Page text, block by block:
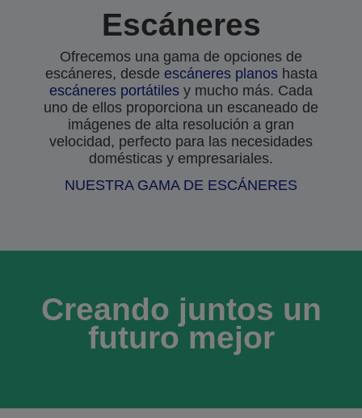
Escáneres
Ofrecemos una gama de opciones de
escáneres, desde escáneres planoshasta
escáneres portátiles y mucho más. Cada
uno de ellos proporciona un escaneado de
imágenes de alta resolución a gran
velocidad, perfecto para las necesidades
domésticas y empresariales.
NUESTRA GAMA DE ESCÁNERES
Creando juntos un
futuro mejor